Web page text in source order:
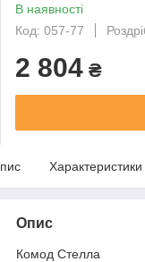
В наявності
Код: 057-77
2 804 ₴
Характеристики
Опис
Комод Стелла